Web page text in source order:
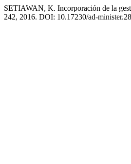
SETIAWAN, K. Incorporación de la
242, 2016. DOI: 10.17230/ad-